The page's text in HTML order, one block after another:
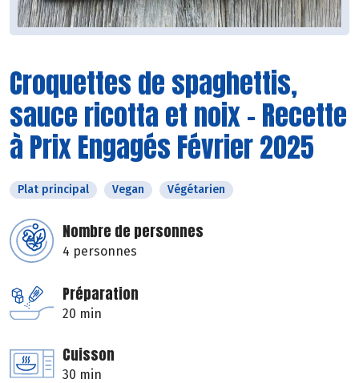
Croquettes de spaghettis,
sauce ricotta et noix - Recette
à Prix Engagés Février 2025
Plat principal Vegan Végétarien
Nombre de personnes
4 personnes
Préparation
20 min
Cuisson
30 min